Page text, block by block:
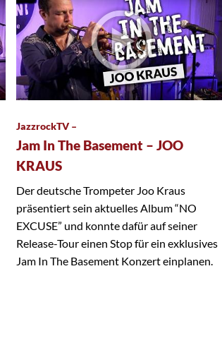
JazzrockTV –
Jam In The Basement – JOO
KRAUS
Der deutsche Trompeter Joo Kraus
präsentiert sein aktuelles Album “NO
EXCUSE” und konnte dafür auf seiner
Release-Tour einen Stop für ein exklusives
Jam In The Basement Konzert einplanen.